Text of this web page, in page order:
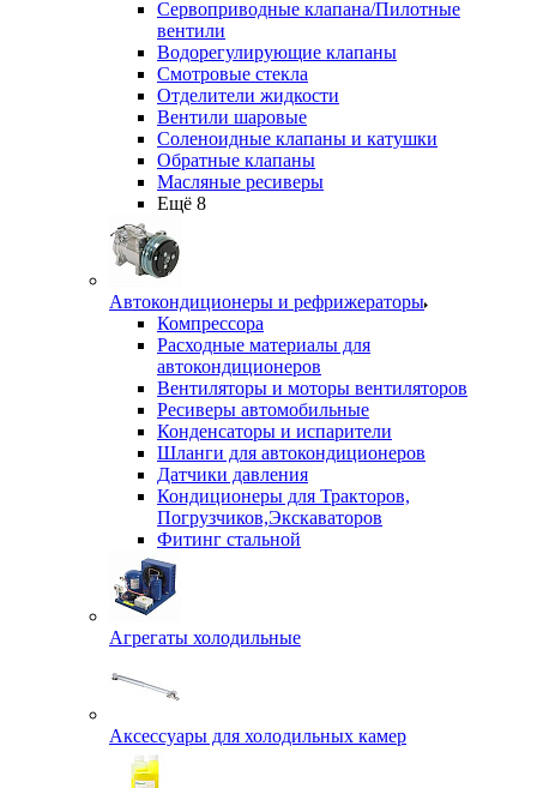
Сервоприводные клапана/Пилотные
вентили
Водорегулирующие клапаны
Смотровые стекла
Отделители жидкости
Вентили шаровые
Соленоидные клапаны и катушки
Обратные клапаны
Масляные ресиверы
Ещё 8
Автокондиционеры и рефрижераторы
Компрессора
Расходные материалы для
автокондиционеров
Вентиляторы и моторы вентиляторов
Ресиверы автомобильные
Конденсаторы и испарители
Шланги для автокондиционеров
Датчики давления
Кондиционеры для Тракторов,
Погрузчиков,Экскаваторов
Фитинг стальной
Агрегаты холодильные
Аксессуары для холодильных камер